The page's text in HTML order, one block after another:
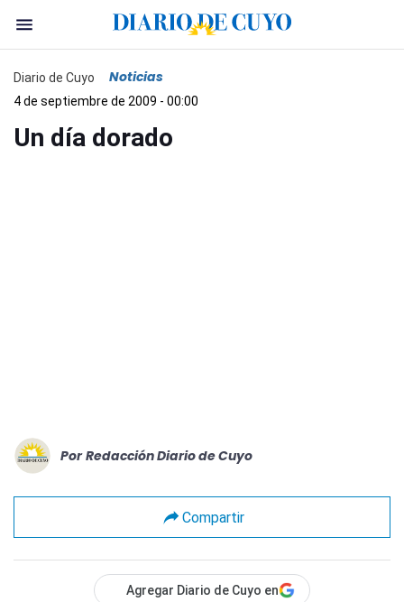
Diario de Cuyo Noticias
4 de septiembre de 2009 - 00:00
Un día dorado
Por Redacción Diario de Cuyo
Compartir
Agregar Diario de Cuyo en